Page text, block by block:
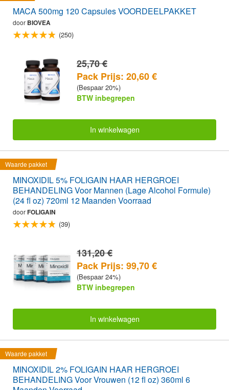
MACA 500mg 120 Capsules VOORDEELPAKKET
door BIOVEA
(250)
25,70 €
Pack Prijs: 20,60 €
(Bespaar 20%)
BTW inbegrepen
In winkelwagen
Waarde pakket
MINOXIDIL 5% FOLIGAIN HAAR HERGROEI
BEHANDELING Voor Mannen (Lage Alcohol Formule)
(24 fl oz) 720ml 12 Maanden Voorraad
doorFOLIGAIN
(39)
131,20 €
Pack Prijs: 99,70 €
(Bespaar 24%)
BTW inbegrepen
In winkelwagen
Waarde pakket
MINOXIDIL 2% FOLIGAIN HAAR HERGROEI
BEHANDELING Voor Vrouwen (12 fl oz) 360ml 6